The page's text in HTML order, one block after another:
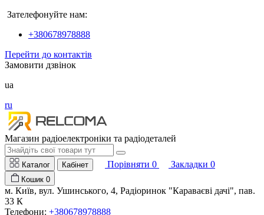
Зателефонуйте нам:
+380678978888
Перейти до контактів
Замовити дзвінок
ua
ru
Магазин радіоелектроніки та радіодеталей
Каталог Кабінет Порівняти 0 Закладки 0
Кошик 0
м. Київ, вул. Ушинського, 4, Радіоринок "Караваєві дачі", пав.
33 К
Телефони: +380678978888